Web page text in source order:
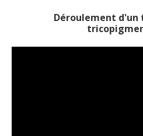
Déroulement